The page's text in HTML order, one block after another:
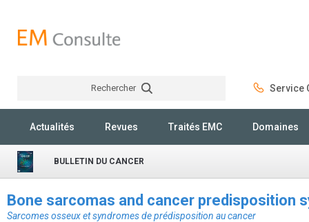
Rechercher Service
Actualités Revues Traités EMC Domaines
BULLETIN DU CANCER
Bone sarcomas and cancer predisposition
Sarcomes osseux et syndromes de prédisposition au cancer